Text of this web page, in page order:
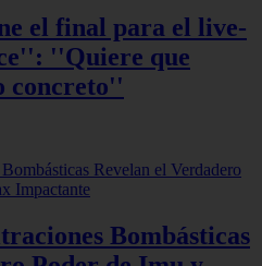
el final para el live-
''Quiere que
concreto''
Bombásticas